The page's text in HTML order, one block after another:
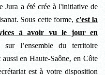
Jura a été crée à l'initiative de
Sous cette forme, c'est la
à avoir vu le jour en
l’ensemble du territoire
en Haute-Saône, en Côte
est à votre disposition